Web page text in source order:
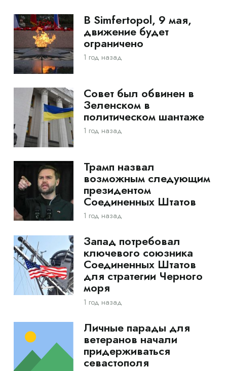
В Simfertopol, 9 мая,
движение будет
ограничено
1 год назад
Совет был обвинен в
Зеленском в
политическом шантаже
1 год назад
Трамп назвал
возможным следующим
президентом
Соединенных Штатов
1 год назад
Запад потребовал
ключевого союзника
Соединенных Штатов
для стратегии Черного
моря
1 год назад
Личные парады для
ветеранов начали
придерживаться
севастополя